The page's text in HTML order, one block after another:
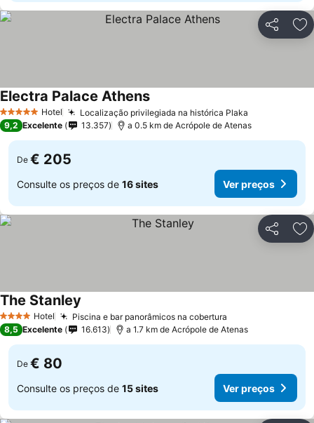
Partilhar
5 Estrelas Hotel Localização privilegiada na histórica Plaka
Electra Palace Athens
9,2 Excelente 13.357 a 0.5 km de Acrópole de Atenas
De € 205
Consulte os preços de 16 sites Ver preços
Partilhar
4 EstrelasHotel Piscina e bar panorâmicos na cobertura
The Stanley
8,5 Excelente 16.613 a 1.7 km de Acrópole de Atenas
De € 80
Consulte os preços de 15 sites Ver preços